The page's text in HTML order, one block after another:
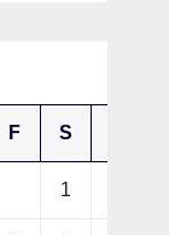
F S
1